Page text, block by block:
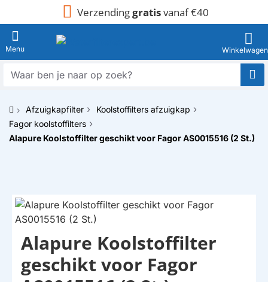
Verzendinggratisvanaf €40
Waar
naar
op
zoek?
h
o
Afzuigkapfilter
Koolstoffilters afzuigkap
Fagor koolstoffilters
Alapure Koolstoffilter geschikt voor Fagor AS0015516 (2 St.)
HUISMERK
Alapure Koolstoffilter
geschikt voor Fagor